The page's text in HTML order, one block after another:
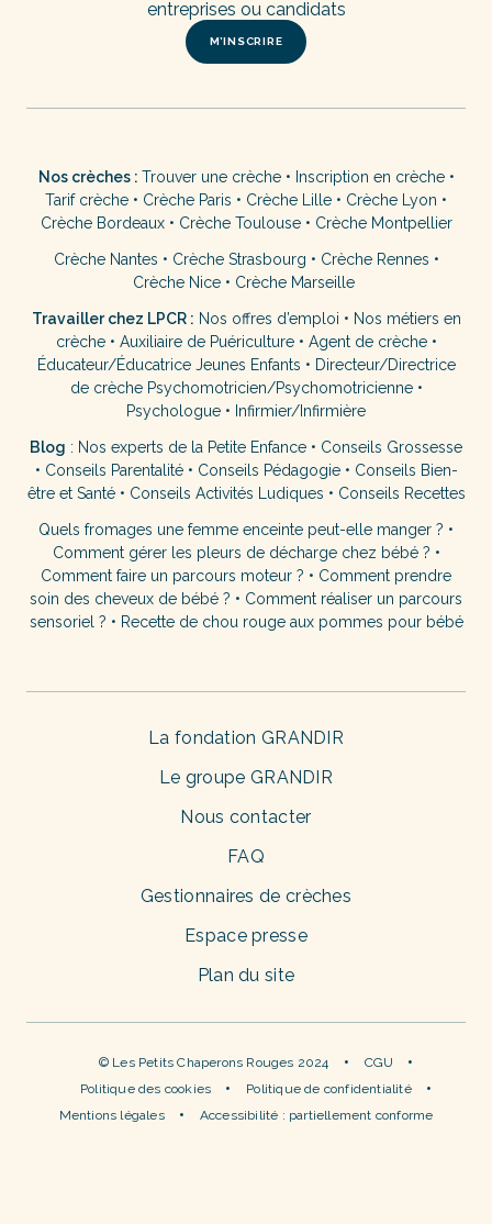
M’INSCRIRE
entreprises ou candidats
Nos crèches : Trouver une crèche• Inscription en crèche•
Tarif crèche • Crèche Paris • Crèche Lille • Crèche Lyon •
Crèche Bordeaux• Crèche Toulouse• Crèche Montpellier
Crèche Nantes • Crèche Strasbourg • Crèche Rennes •
Crèche Nice • Crèche Marseille
Travailler chez LPCR : Nos offres d’emploi • Nos métiers en
crèche• Auxiliaire de Puériculture• Agent de crèche•
Éducateur/Éducatrice Jeunes Enfants • Directeur/Directrice
de crèche Psychomotricien/Psychomotricienne•
Psychologue • Infirmier/Infirmière
Blog : Nos experts de la Petite Enfance • Conseils Grossesse
• Conseils Parentalité• Conseils Pédagogie• Conseils Bien-
être et Santé• Conseils Activités Ludiques • Conseils Recettes
Quels fromages une femme enceinte peut-elle manger ? •
Comment gérer les pleurs de décharge chez bébé ? •
Comment faire un parcours moteur ? • Comment prendre
soin des cheveux de bébé ? • Comment réaliser un parcours
sensoriel ? • Recette de chou rouge aux pommes pour bébé
La fondation GRANDIR
Le groupe GRANDIR
Nous contacter
FAQ
Gestionnaires de crèches
Espace presse
Plan du site
© Les Petits Chaperons Rouges 2024
CGU
Politique des cookies
Politique de confidentialité
Mentions légales
Accessibilité : partiellement conforme